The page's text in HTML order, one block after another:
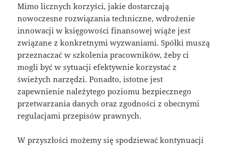
Mimo licznych korzyści, jakie dostarczają
nowoczesne rozwiązania techniczne, wdrożenie
innowacji w księgowości finansowej wiąże jest
związane z konkretnymi wyzwaniami. Spółki muszą
przeznaczać w szkolenia pracowników, żeby ci
mogli być w sytuacji efektywnie korzystać z
świeżych narzędzi. Ponadto, istotne jest
zapewnienie należytego poziomu bezpiecznego
przetwarzania danych oraz zgodności z obecnymi
regulacjami przepisów prawnych.
W przyszłości możemy się spodziewać kontynuacji